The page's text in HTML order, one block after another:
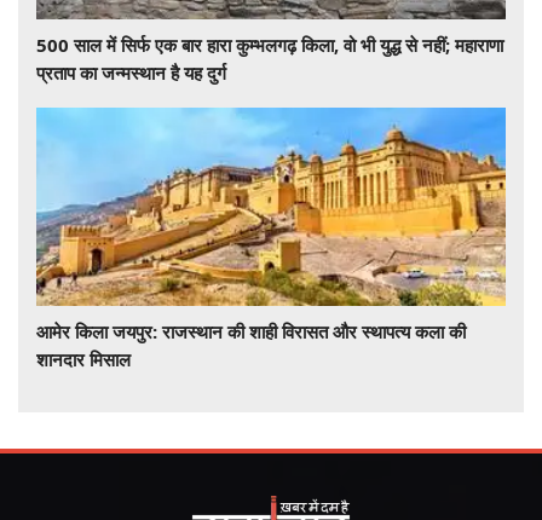
500 साल में सिर्फ एक बार हारा कुम्भलगढ़ किला, वो भी युद्ध से नहीं; महाराणा
प्रताप का जन्मस्थान है यह दुर्ग
आमेर किला जयपुर: राजस्थान की शाही विरासत और स्थापत्य कला की
शानदार मिसाल